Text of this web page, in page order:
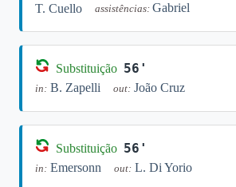
T. Cuello assistências: Gabriel
Substituição 56'
in: B. Zapelli out: João Cruz
Substituição 56'
in: Emersonn out: L. Di Yorio